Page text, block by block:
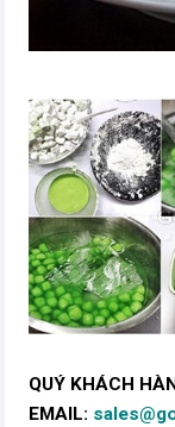
QUÝ KHÁCH
EMAIL: